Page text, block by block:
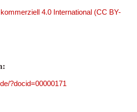
4.0 International (CC BY-
?docid=00000171